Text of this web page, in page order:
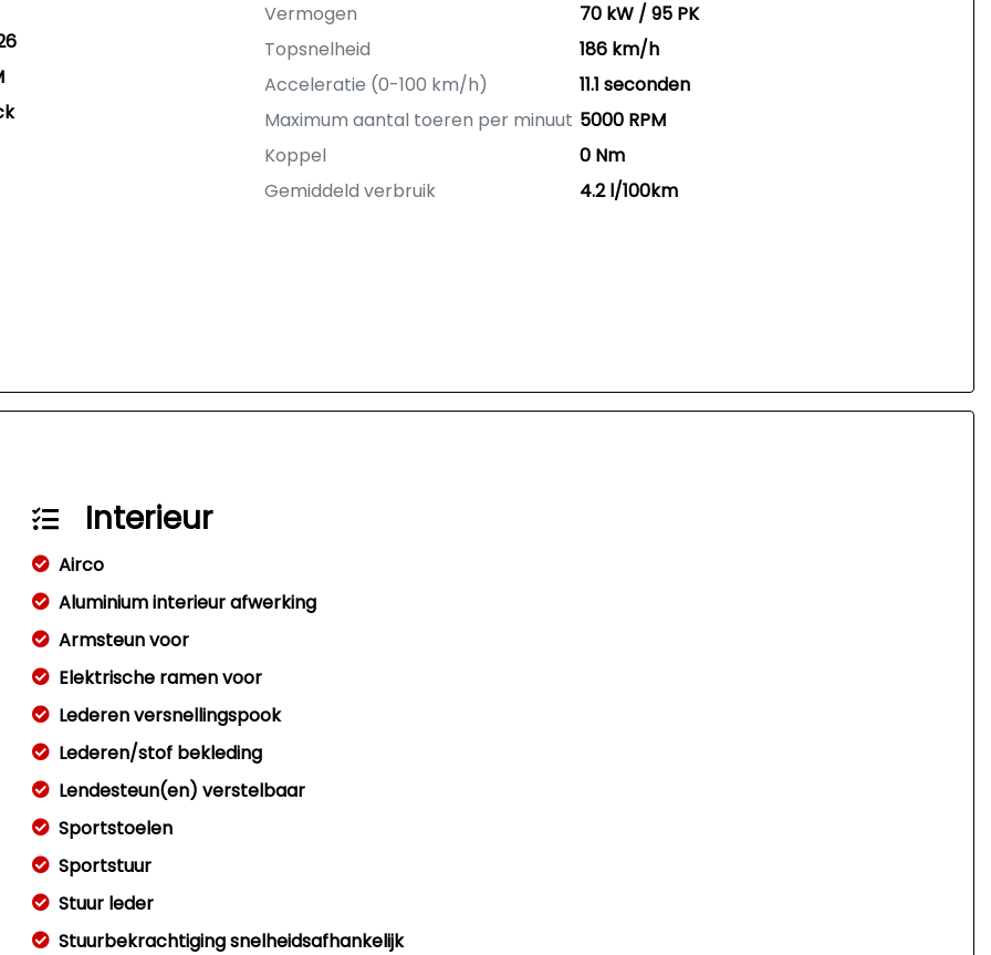
Vermogen
70 kW / 95 PK
Topsnelheid
186 km/h
Acceleratie (0-100 km/h)
11.1 seconden
Maximum aantal toeren per minuut 5000 RPM
Koppel
0 Nm
Gemiddeld verbruik
4.2 l/100km
Interieur
Airco
Aluminium interieur afwerking
Armsteun voor
Elektrische ramen voor
Lederen versnellingspook
Lederen/stof bekleding
Lendesteun(en) verstelbaar
Sportstoelen
Sportstuur
Stuur leder
Stuurbekrachtiging snelheidsafhankelijk